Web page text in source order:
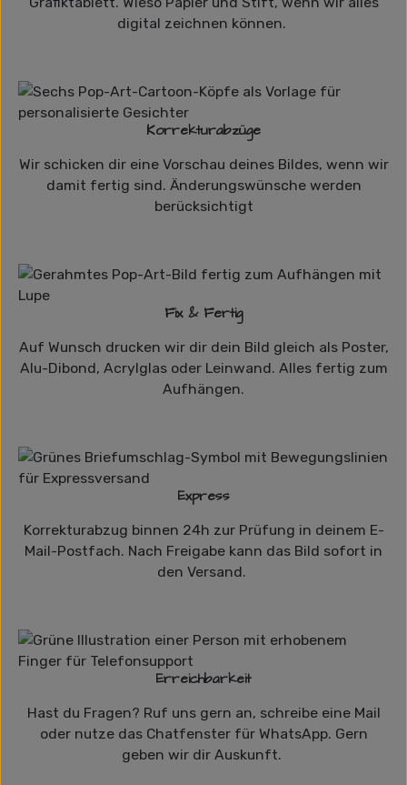
digital zeichnen können.
Korrekturabzüge
Wir schicken dir eine Vorschau deines Bildes, wenn wir
damit fertig sind. Änderungswünsche werden
berücksichtigt
Fix & Fertig
Auf Wunsch drucken wir dir dein Bild gleich als Poster,
Alu-Dibond, Acrylglas oder Leinwand. Alles fertig zum
Aufhängen.
Express
Korrekturabzug binnen 24h zur Prüfung in deinem E-
Mail-Postfach. Nach Freigabe kann das Bild sofort in
den Versand.
Erreichbarkeit
Hast du Fragen? Ruf uns gern an, schreibe eine Mail
oder nutze das Chatfenster für WhatsApp. Gern
geben wir dir Auskunft.